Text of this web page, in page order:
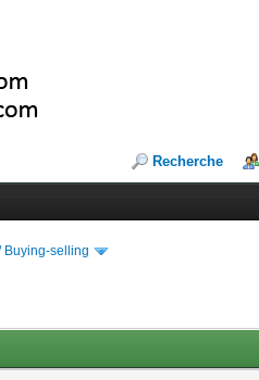
Recherche
Buying-selling